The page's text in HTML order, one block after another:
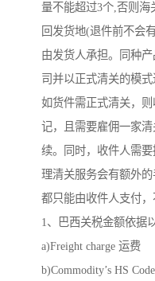
量不能超过3个,否则
回发货地(退件前不会
由发货人承担。同种
司并以正式清关的模式
如货件需正式清关，
记，且需要雇佣一家
续。同时，收件人需
理清关服务会有额外
都只能由收件人支付，
1、巴西关税金额依据
a)Freight charge 运费
b)Commodity’s HS